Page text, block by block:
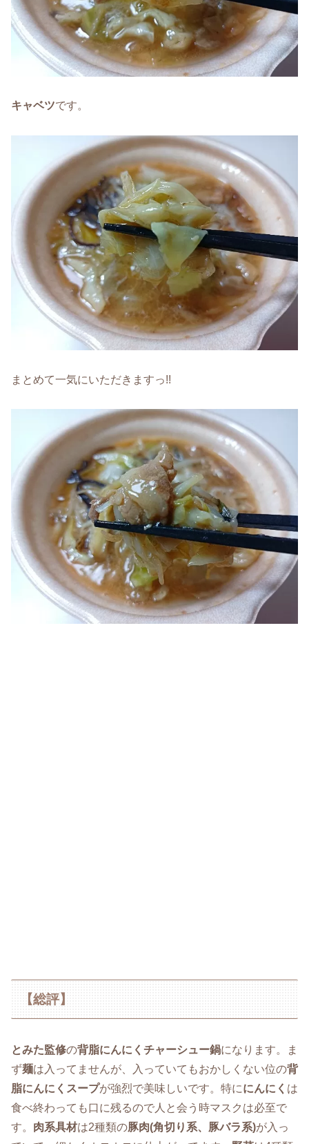
キャベツです。
まとめて一気にいただきますっ!!
【総評】
とみた監修の背脂にんにくチャーシュー鍋になります。ま
ず麺は入ってませんが、入っていてもおかしくない位の背
脂にんにくスープが強烈で美味しいです。特ににんにく は
食べ終わっても口に残るので人と会う時マスクは必至で
す。 肉系具材は2種類の豚肉(角切り系、豚バラ系)が入っ